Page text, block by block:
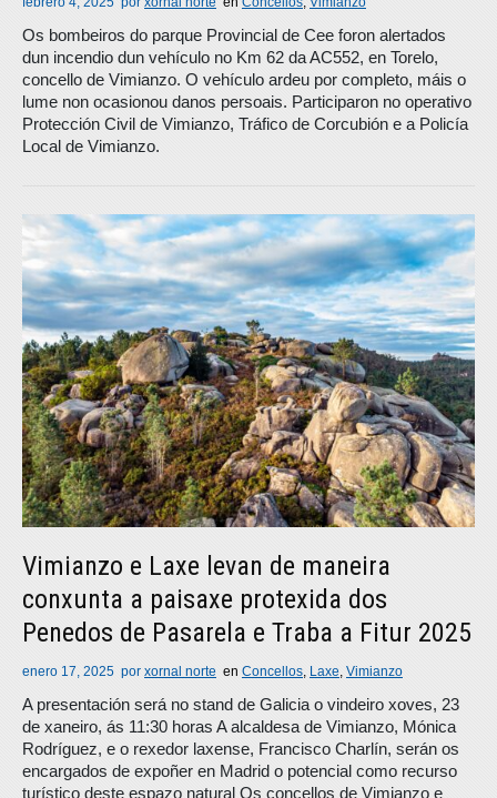
Os bombeiros do parque Provincial de Cee foron alertados
dun incendio dun vehículo no Km 62 da AC552, en Torelo,
concello de Vimianzo. O vehículo ardeu por completo, máis o
lume non ocasionou danos persoais. Participaron no operativo
Protección Civil de Vimianzo, Tráfico de Corcubión e a Policía
Local de Vimianzo.
Vimianzo e Laxe levan de maneira
conxunta a paisaxe protexida dos
Penedos de Pasarela e Traba a Fitur 2025
enero 17, 2025 por xornal norte en Concellos, Laxe, Vimianzo
A presentación será no stand de Galicia o vindeiro xoves, 23
de xaneiro, ás 11:30 horas A alcaldesa de Vimianzo, Mónica
Rodríguez, e o rexedor laxense, Francisco Charlín, serán os
encargados de expoñer en Madrid o potencial como recurso
turístico deste espazo natural Os concellos de Vimianzo e